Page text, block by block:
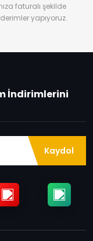
faturalı şekilde
yapıyoruz.
İndirimlerini
Kaydol